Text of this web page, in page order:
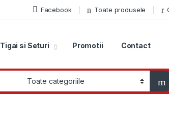
Facebook Toate produsele
Tigai si Seturi Promotii Contact